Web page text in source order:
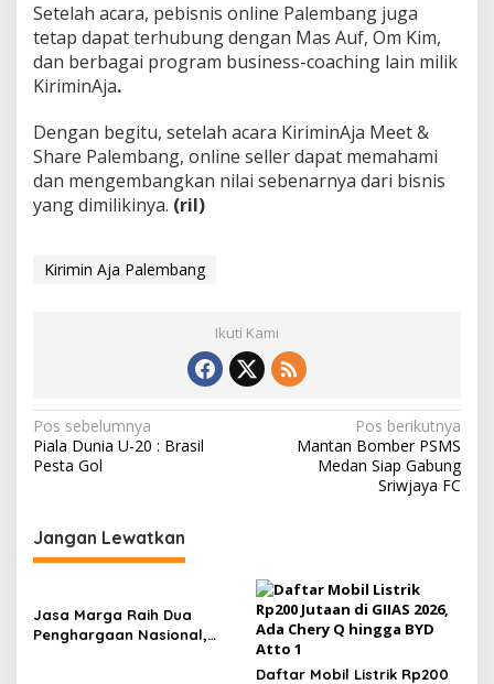
Setelah acara, pebisnis online Palembang juga
tetap dapat terhubung dengan Mas Auf, Om Kim,
dan berbagai program business-coaching lain milik
KiriminAja.
Dengan begitu, setelah acara KiriminAja Meet &
Share Palembang, online seller dapat memahami
dan mengembangkan nilai sebenarnya dari bisnis
yang dimilikinya. (ril)
Kirimin Aja Palembang
Ikuti Kami
N
a
i
g
s
i
Pos sebelumnya
Piala Dunia U-20 : Brasil
Pesta Gol
Pos berikutnya
Mantan Bomber PSMS
Medan Siap Gabung
Sriwjaya FC
Jangan Lewatkan
Jasa Marga Raih Dua
Penghargaan Nasional,
Daftar Mobil Listrik Rp200